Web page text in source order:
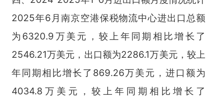
2025年6月南京空港保税物流中心进出口总额
为6320.9万美元，较上年同期相比增长了
2546.21万美元，出口额为2286.1万美元，较上
年同期相比增长了869.26万美元，进口额为
4034.8万美元，较上年同期相比增长了